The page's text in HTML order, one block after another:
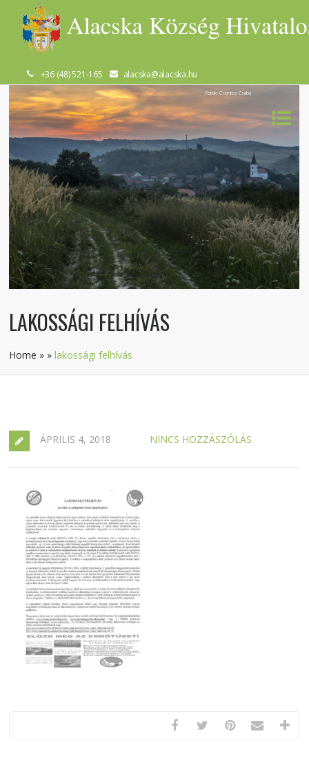
+36 (48) 521-165 alacska@alacska.hu
Fotók: Csontos Csaba
LAKOSSÁGI FELHÍVÁS
Home » »lakossági felhívás
ÁPRILIS 4, 2018 NINCS HOZZÁSZÓLÁS